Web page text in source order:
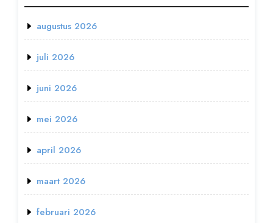
augustus 2026
juli 2026
juni 2026
mei 2026
april 2026
maart 2026
februari 2026